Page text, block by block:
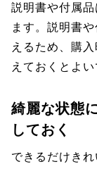
説明書や付属
ます。説明書
えるため、購
えておくとよい
綺麗な状態
しておく
できるだけき